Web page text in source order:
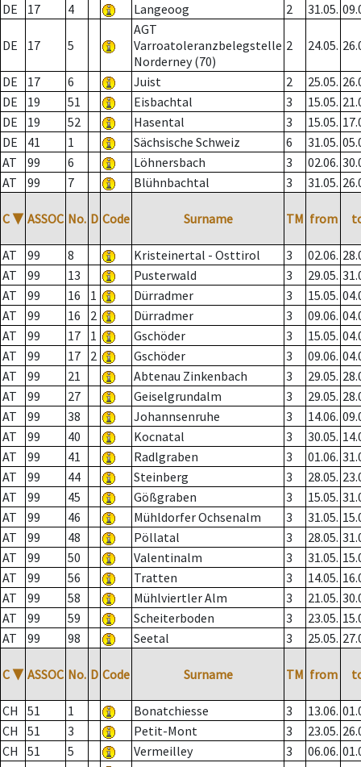
DE
17 4 Langeoog 2 31.05.
DE 17 5
AGT
Varroatoleranzbelegstelle
Norderney (70)
2 24.05.
DE 17 6 Juist 2 25.05.
DE
19 51 Eisbachtal 3 15.05.
DE
19 52 Hasental 3 15.05.
DE
41 1 Sächsische Schweiz 6 31.05.
AT
99 6 Löhnersbach 3 02.06.
AT
99 7 Blühnbachtal 3 31.05.
C ▼ ASSOC No. D Code Surname TM from
AT 99 8 Kristeinertal - Osttirol 3 02.06.
AT
99 13 Pusterwald 3 29.05.
AT
99 16 1 Dürradmer 3 15.05.
AT
99 16 2 Dürradmer 3 09.06.
AT
99 17 1 Gschöder 3 15.05.
AT
99 17 2 Gschöder 3 09.06.
AT
99 21 Abtenau Zinkenbach 3 29.05.
AT
99 27 Geiselgrundalm 3 29.05.
AT
99 38 Johannsenruhe 3 14.06.
AT
99 40 Kocnatal 3 30.05.
AT
99 41 Radlgraben 3 01.06.
AT
99 44 Steinberg 3 28.05.
AT
99 45 Gößgraben 3 15.05.
AT
99 46 Mühldorfer Ochsenalm 3 31.05.
AT
99 48 Pöllatal 3 28.05.
AT
99 50 Valentinalm 3 31.05.
AT
99 56 Tratten 3 14.05.
AT
99 58 Mühlviertler Alm 3 21.05.
AT
99 59 Scheiterboden 3 23.05.
AT
99 98 Seetal 3 25.05.
C ▼ ASSOC No. D Code Surname TM from
CH 51 1 Bonatchiesse 3 13.06.
CH
51 3 Petit-Mont 3 23.05.
CH
51 5 Vermeilley 3 06.06.